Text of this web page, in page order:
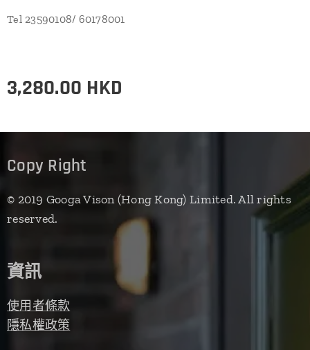
Tel 23590108/ 60178001
3,280.00 HKD
Copy Right
© 2019 Googa Vison (Hong Kong) Limited. All rights
reserved.
資訊
使用者條款
隱私權政策